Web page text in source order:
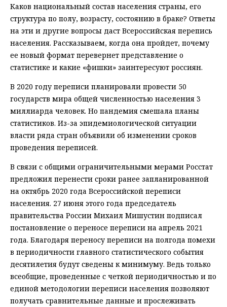
Каков национальный состав населения страны, его
структура по полу, возрасту, состоянию в браке? Ответы
на эти и другие вопросы даст Всероссийская перепись
населения. Рассказываем, когда она пройдет, почему
ее новый формат перевернет представление о
статистике и какие «фишки» заинтересуют россиян.
В 2020 году переписи планировали провести 50
государств мира общей численностью населения 3
миллиарда человек. Но пандемия смешала планы
статистиков. Из-за эпидемиологической ситуации
власти ряда стран объявили об изменении сроков
проведения переписей.
В связи с общими ограничительными мерами Росстат
предложил перенести сроки ранее запланированной
на октябрь 2020 года Всероссийской переписи
населения. 27 июня этого года председатель
правительства России Михаил Мишустин подписал
постановление о переносе переписи на апрель 2021
года. Благодаря переносу переписи на полгода помехи
в периодичности главного статистического события
десятилетия будут сведены к минимуму. Ведь только
всеобщие, проведенные с четкой периодичностью и по
единой методологии переписи населения позволяют
получать сравнительные данные и прослеживать